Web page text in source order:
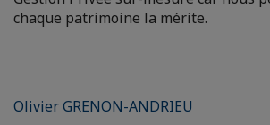
chaque patrimoine la mérite.
Olivier GRENON-ANDRIEU